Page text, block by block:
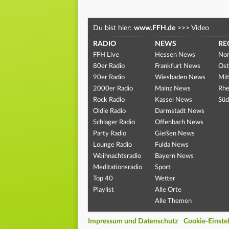
Du bist hier: www.FFH.de >>> Video
RADIO
FFH Live
80er Radio
90er Radio
2000er Radio
Rock Radio
Oldie Radio
Schlager Radio
Party Radio
Lounge Radio
Weihnachtsradio
Meditationsradio
Top 40
Playlist
NEWS
Hessen News
Frankfurt News
Wiesbaden News
Mainz News
Kassel News
Darmstadt News
Offenbach News
Gießen News
Fulda News
Bayern News
Sport
Wetter
Alle Orte
Alle Themen
Impressum und Datenschutz Cookie-